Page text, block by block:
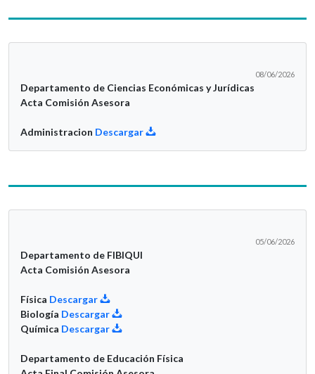
08/06/2026
Departamento de Ciencias Económicas y Jurídicas
Acta Comisión Asesora
Administracion Descargar
05/06/2026
Departamento de FIBIQUI
Acta Comisión Asesora
Física Descargar
Biología Descargar
Química Descargar
Departamento de Educación Física